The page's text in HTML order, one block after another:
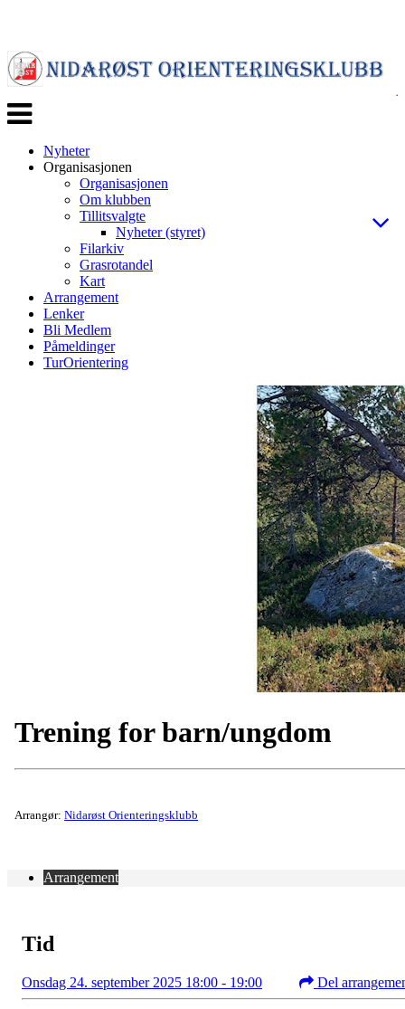
Veksle
navigasjon
Nyheter
Organisasjonen
Organisasjonen
Om klubben
Tillitsvalgte
Nyheter (styret)
Filarkiv
Grasrotandel
Kart
Arrangement
Lenker
Bli Medlem
Påmeldinger
TurOrientering
Trening for barn/ungdom
Arrangør: Nidarøst Orienteringsklubb
Arrangement
Tid
Onsdag 24. september 2025 18:00 - 19:00 Del